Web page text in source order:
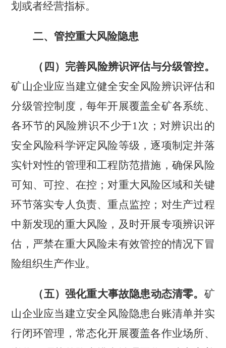
划或者经营指标。
二、管控重大风险隐患
（四）完善风险辨识评估与分级管控。
矿山企业应当建立健全安全风险辨识评估和
分级管控制度，每年开展覆盖全矿各系统、
各环节的风险辨识不少于1次；对辨识出的
安全风险科学评定风险等级，逐项制定并落
实针对性的管理和工程防范措施，确保风险
可知、可控、在控；对重大风险区域和关键
环节落实专人负责、重点监控；对生产过程
中新发现的重大风险，及时开展专项辨识评
估，严禁在重大风险未有效管控的情况下冒
险组织生产作业。
（五）强化重大事故隐患动态清零。 矿
山企业应当建立安全风险隐患台账清单并实
行闭环管理，常态化开展覆盖各作业场所、